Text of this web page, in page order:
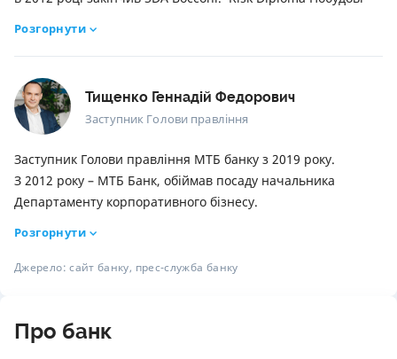
(скорингової) системи для SME.
в 1997 році закінчив Одеський Державний Економічний
Університет – магістр банківського менеджменту
Розгорнути
Тищенко Геннадій Федорович
Заступник Голови правління
Заступник Голови правління МТБ банку з 2019 року.
З 2012 року – МТБ Банк, обіймав посаду начальника
Департаменту корпоративного бізнесу.
Освіта:
в 1997 році закінчив Одеський державний економічний
Розгорнути
Джерело: сайт банку, прес-служба банку
Про банк